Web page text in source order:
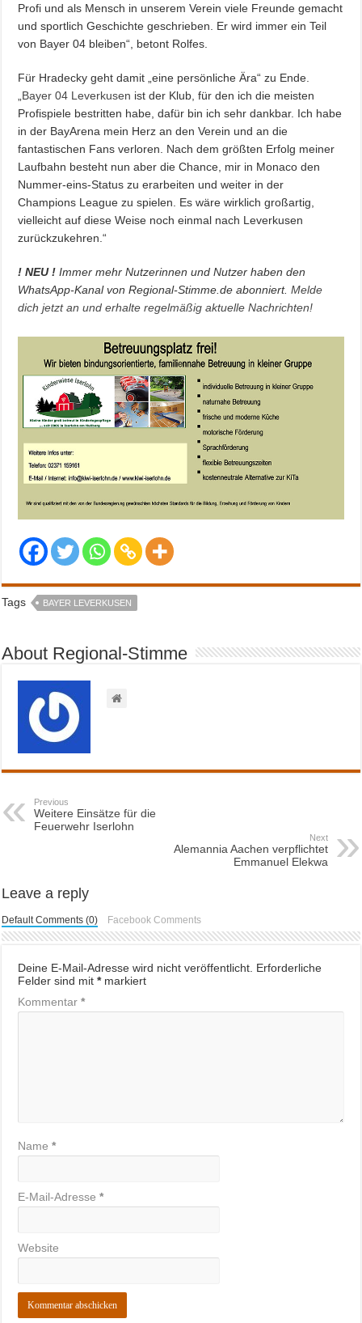
Profi und als Mensch in unserem Verein viele Freunde gemacht
und sportlich Geschichte geschrieben. Er wird immer ein Teil
von Bayer 04 bleiben“, betont Rolfes.
Für Hradecky geht damit „eine persönliche Ära“ zu Ende.
Bayer 04 Leverkusen ist der Klub, für den ich die meisten
Profispiele bestritten habe, dafür bin ich sehr dankbar. Ich habe
in der BayArena mein Herz an den Verein und an die
fantastischen Fans verloren. Nach dem größten Erfolg meiner
Laufbahn besteht nun aber die Chance, mir in Monaco den
Nummer-eins-Status zu erarbeiten und weiter in der
Champions League zu spielen. Es wäre wirklich großartig,
vielleicht auf diese Weise noch einmal nach Leverkusen
zurückzukehren.“
! NEU ! Immer mehr Nutzerinnen und Nutzer haben den
WhatsApp-Kanal von Regional-Stimme.de abonniert.Melde
dich jetzt an und erhalte regelmäßig aktuelle Nachrichten!
Tags BAYER LEVERKUSEN
About Regional-Stimme
Previous
Weitere Einsätze für die
Feuerwehr Iserlohn
Next
Alemannia Aachen verpflichtet
Emmanuel Elekwa
Leave a reply
Default Comments (0) Facebook Comments
Deine E-Mail-Adresse wird nicht veröffentlicht. Erforderliche
Felder sind mit*markiert
Kommentar*
Name*
E-Mail-Adresse*
Website